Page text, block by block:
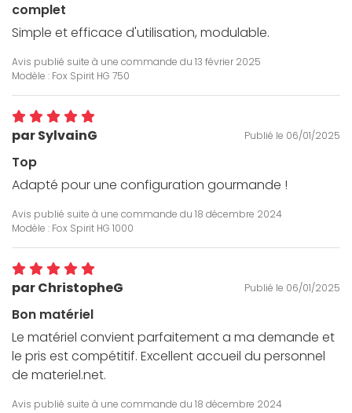
complet
Simple et efficace d'utilisation, modulable.
Avis publié suite à une commande du 13 février 2025
Modèle : Fox Spirit HG 750
par SylvainG Publié le 06/01/2025
Top
Adapté pour une configuration gourmande !
Avis publié suite à une commande du 18 décembre 2024
Modèle : Fox Spirit HG 1000
par ChristopheG Publié le 06/01/2025
Bon matériel
Le matériel convient parfaitement a ma demande et
le pris est compétitif. Excellent accueil du personnel
de materiel.net.
Avis publié suite à une commande du 18 décembre 2024